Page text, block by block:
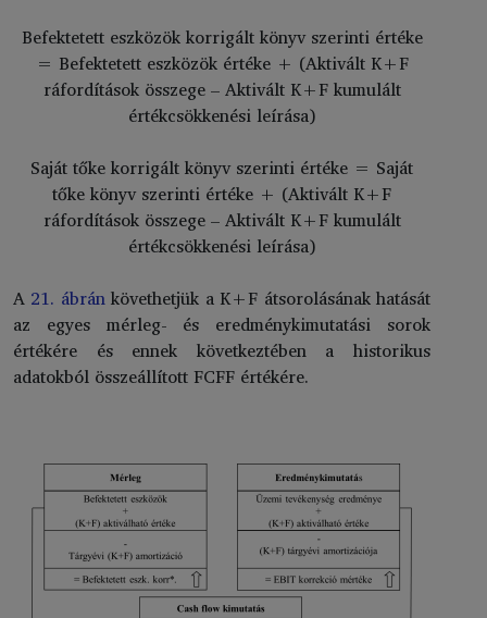
Befektetett eszközök korrigált könyv szerinti értéke
= Befektetett eszközök értéke + (Aktivált K+F
ráfordítások összege – Aktivált K+F kumulált
értékcsökkenési leírása)
Saját tőke korrigált könyv szerinti értéke = Saját
tőke könyv szerinti értéke + (Aktivált K+F
ráfordítások összege – Aktivált K+F kumulált
értékcsökkenési leírása)
A 21. ábránkövethetjük a K+F átsorolásának hatását
az egyes mérleg- és eredménykimutatási sorok
értékére és ennek következtében a historikus
adatokból összeállított FCFF értékére.